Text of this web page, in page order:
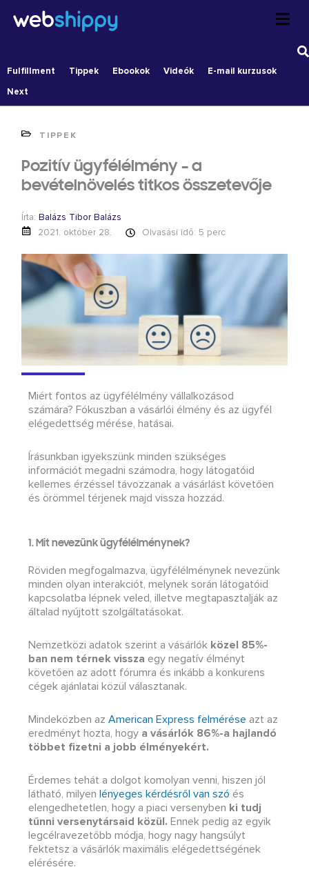
Fulfillment Tippek Ebookok Videók
E-mail kurzusok
Next
TIPPEK
Pozitív ügyfélélmény – a
bevételnövelés titkos összetevője
Írta: Balázs Tibor Balázs
2021. október 28.
Olvasási idő: 5 perc
Miért fontos az ügyfélélmény vállalkozásod
számára? Fókuszban a vásárlói élmény és az ügyfél
elégedettség mérése, hatásai.
Írásunkban igyekszünk minden szükséges
információt megadni számodra, hogy látogatóid
kellemes érzéssel távozzanak a vásárlást követően
és örömmel térjenek majd vissza hozzád.
1. Mit nevezünk ügyfélélménynek?
Röviden megfogalmazva, ügyfélélménynek nevezünk
minden olyan interakciót, melynek során látogatóid
kapcsolatba lépnek veled, illetve megtapasztalják az
általad nyújtott szolgáltatásokat.
Nemzetközi adatok szerint a vásárlók közel 85%-
ban nem térnek vissza egy negatív élményt
követően az adott fórumra és inkább a konkurens
cégek ajánlatai közül választanak.
Mindeközben azAmerican Express felmérése azt az
eredményt hozta, hogy a vásárlók 86%-a hajlandó
többet fizetni a jobb élményekért.
Érdemes tehát a dolgot komolyan venni, hiszen jól
látható, milyenlényeges kérdésről van szó és
elengedhetetlen, hogy a piaci versenyben ki tudj
tűnni versenytársaid közül. Ennek pedig az egyik
legcélravezetőbb módja, hogy nagy hangsúlyt
fektetsz a vásárlók maximális elégedettségének
elérésére.